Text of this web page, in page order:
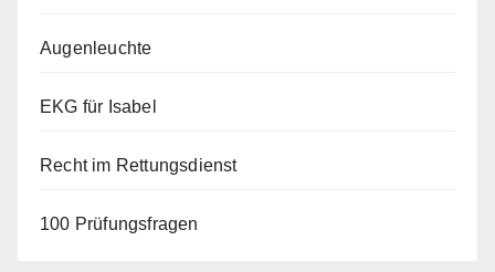
Augenleuchte
EKG für Isabel
Recht im Rettungsdienst
100 Prüfungsfragen